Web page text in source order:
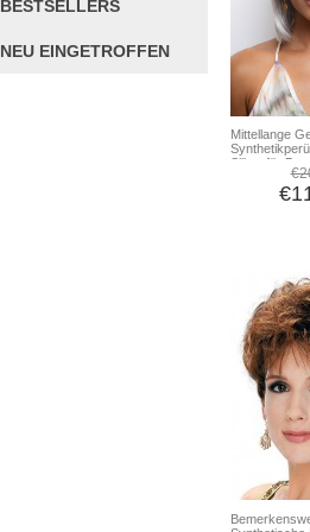
BESTSELLERS
NEU EINGETROFFEN
Mittellange
Silber für